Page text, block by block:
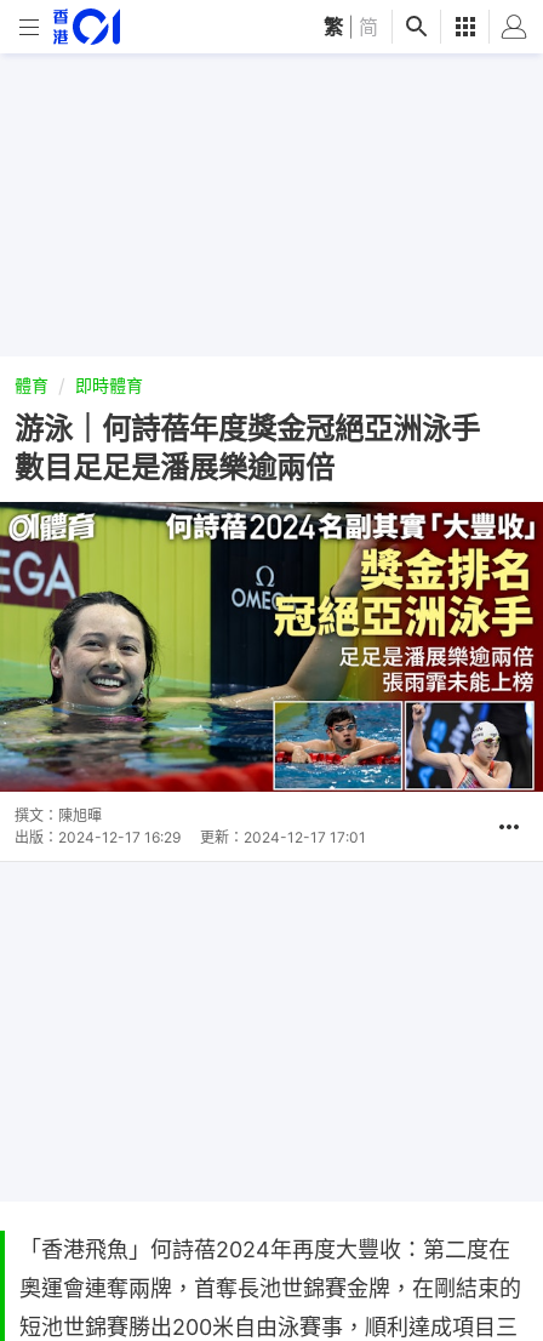
繁 简
體育 即時體育
游泳｜何詩蓓年度獎金冠絕亞洲泳手
數目足足是潘展樂逾兩倍
撰文： 陳旭暉
出版： 2024-12-17 16:29 更新： 2024-12-17 17:01
「香港飛魚」何詩蓓2024年再度大豐收：第二度在
奧運會連奪兩牌，首奪長池世錦賽金牌，在剛結束的
短池世錦賽勝出200米自由泳賽事，順利達成項目三